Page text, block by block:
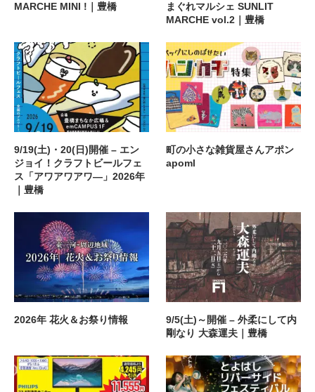
MARCHE MINI !｜豊橋
まぐれマルシェ SUNLIT
MARCHE vol.2｜豊橋
9/19(土)・20(日)開催 – エン
ジョイ！クラフトビールフェ
ス「アワアワアワ―」2026年
｜豊橋
町の小さな雑貨屋さんアポン
apoml
2026年 花火＆お祭り情報
9/5(土)～開催 – 外柔にして内
剛なり 大森運夫｜豊橋